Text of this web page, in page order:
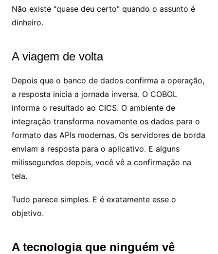
Não existe “quase deu certo” quando o assunto é
dinheiro.
A viagem de volta
Depois que o banco de dados confirma a operação,
a resposta inicia a jornada inversa. O COBOL
informa o resultado ao CICS. O ambiente de
integração transforma novamente os dados para o
formato das APIs modernas. Os servidores de borda
enviam a resposta para o aplicativo. E alguns
milissegundos depois, você vê a confirmação na
tela.
Tudo parece simples. E é exatamente esse o
objetivo.
A tecnologia que ninguém vê